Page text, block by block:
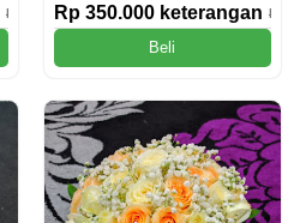
Rp 500.000Rp 350.000 keterangan Rp
Beli